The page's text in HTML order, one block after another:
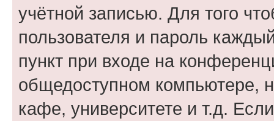
учётной записью. Для того
пользователя и пароль
пункт при входе на
общедоступном компьютере,
кафе, университете и т.д.